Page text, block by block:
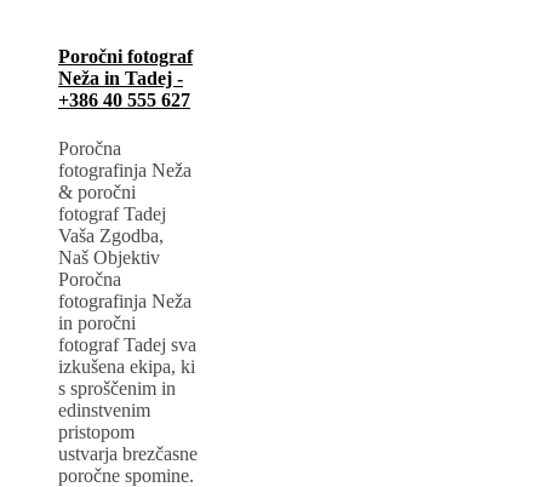
Poročni fotograf
Neža in Tadej -
+386 40 555 627
Poročna
fotografinja Neža
& poročni
fotograf Tadej
Vaša Zgodba,
Naš Objektiv
Poročna
fotografinja Neža
in poročni
fotograf Tadej sva
izkušena ekipa, ki
s sproščenim in
edinstvenim
pristopom
ustvarja brezčasne
poročne spomine.